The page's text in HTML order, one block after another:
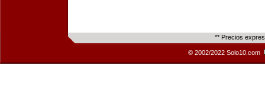
** Precios
© 2002/2022 Solo10.com